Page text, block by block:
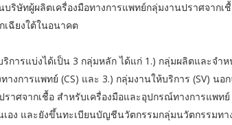
บริษัทผู้ผลิตเครื่องมือทางการแพทย์กลุ่มงานปราศจาก
เฉียงใต้ในอนาคต
ารแบ่งได้เป็น 3 กลุ่มหลัก ได้แก่ 1.) กลุ่มผลิตและจำห
งการแพทย์ (CS) และ 3.) กลุ่มงานให้บริการ (SV) นอ
ราศจากเชื้อ สำหรับเครื่องมือและอุปกรณ์ทางการแ
อง และยังขึ้นทะเบียนบัญชีนวัตกรรมกลุ่มนวัตกรรมท